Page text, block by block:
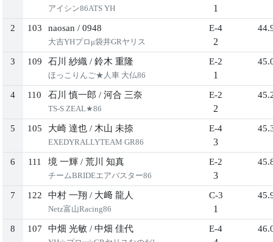
アイシン86ATS YH 1
2 103 naosan / 0948
大吉YHプロμ袋井GRヤリス
E-4
2
3 109 石川 紗織 / 鈴木 重隆
ほっこりんご★人車 大仏86
E-2
1
4 110 石川 慎一郎 / 河合 三奈
TS-S ZEAL★86
E-2
2
5 105 大崎 達也 / 木山 未捺
EXEDYRALLYTEAM GR86
E-4
3
6 111 境 一輝 / 荒川 知真
チームBRIDEエアバスター86
E-2
3
7 122 中村 一翔 / 大﨑 龍人
Netz富山Racing86
C-3
1
8 107 中畑 光敏 / 中畑 佳代 E-4